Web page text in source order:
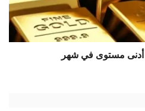
أدنى مستوى في شهر